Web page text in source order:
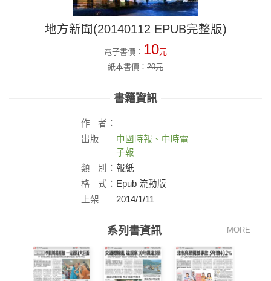
地方新聞(20140112 EPUB完整版)
電子書價： 10元
紙本書價： 20元
書籍資訊
作
者：
出版
中國時報、中時電
子報
類
別： 報紙
格
式： Epub 流動版
上架
2014/1/11
系列書資訊 MORE